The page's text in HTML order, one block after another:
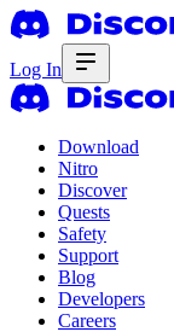
Log In
Download
Nitro
Discover
Quests
Safety
Support
Blog
Developers
Careers